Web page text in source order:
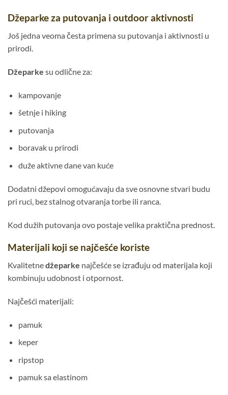
Džeparke za putovanja i outdoor aktivnosti
Još jedna veoma česta primena su putovanja i aktivnosti u
prirodi.
Džeparke su odlične za:
kampovanje
šetnje i hiking
putovanja
boravak u prirodi
duže aktivne dane van kuće
Dodatni džepovi omogućavaju da sve osnovne stvari budu
pri ruci, bez stalnog otvaranja torbe ili ranca.
Kod dužih putovanja ovo postaje velika praktična prednost.
Materijali koji se najčešće koriste
Kvalitetnedžeparke najčešće se izrađuju od materijala koji
kombinuju udobnost i otpornost.
Najčešći materijali:
pamuk
keper
ripstop
pamuk sa elastinom